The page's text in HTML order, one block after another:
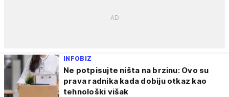
INFOBIZ
Ne potpisujte ništa na brzinu: Ovo su
prava radnika kada dobiju otkaz kao
tehnološki višak